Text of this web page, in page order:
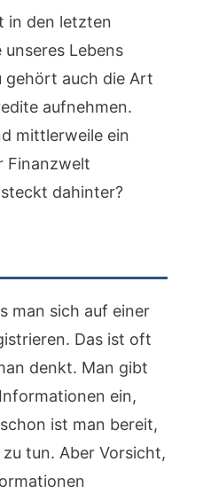
in den letzten
Lebens
gehört auch die Art
aufnehmen.
mittlerweile ein
Finanzwelt
dahinter?
man sich auf einer
Das ist oft
denkt. Man gibt
ein,
ist man bereit,
tun. Aber Vorsicht,